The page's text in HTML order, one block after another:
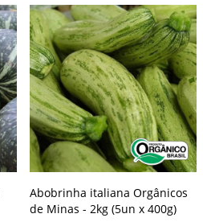
Abobrinha italiana Orgânicos
de Minas - 2kg (5un x 400g)